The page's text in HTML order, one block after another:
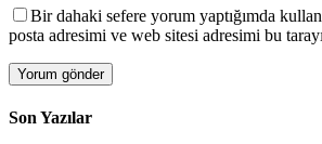
Bir dahaki sefere yorum yaptığımda
posta adresimi ve web sitesi adresimi bu
Son Yazılar